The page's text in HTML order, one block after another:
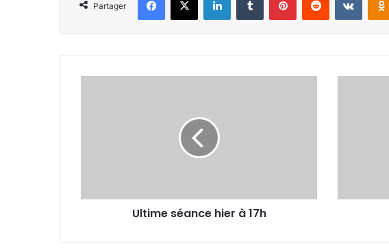
Partager
Ultime séance hier à 17h